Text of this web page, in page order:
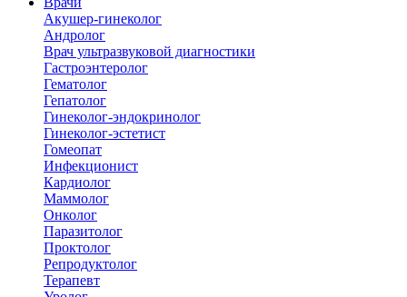
Акушер-гинеколог
Андролог
Врач ультразвуковой диагностики
Гастроэнтеролог
Гематолог
Гепатолог
Гинеколог-эндокринолог
Гинеколог-эстетист
Гомеопат
Инфекционист
Кардиолог
Маммолог
Онколог
Паразитолог
Проктолог
Репродуктолог
Терапевт